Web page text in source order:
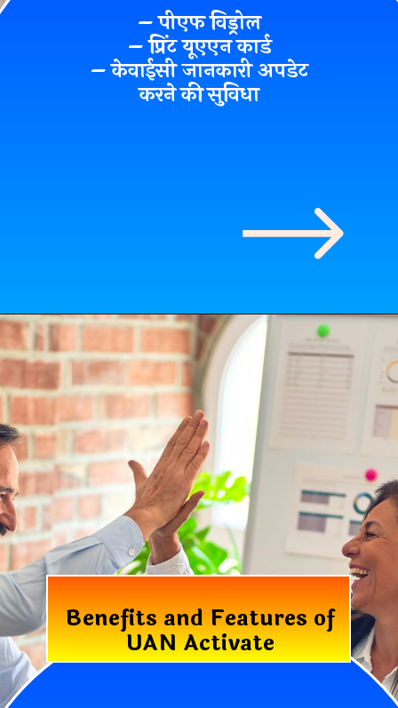
– पीएफ विड्रोल
– प्रिंट यूएएन कार्ड
– केवाईसी जानकारी अपडेट
करने की सुविधा
Benefits and Features of
UAN Activate